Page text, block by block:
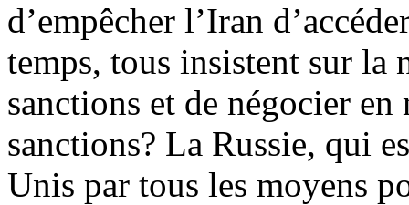
d’empêcher l’Iran
temps, tous insistent sur la
sanctions et de négocier
sanctions? La Russie, qui
Unis par tous les moyens